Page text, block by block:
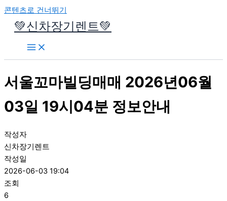
콘텐츠로 건너뛰기
💚신차장기렌트💚
서울꼬마빌딩매매 2026년06월
03일 19시04분 정보안내
작성자
신차장기렌트
작성일
2026-06-03 19:04
조회
6